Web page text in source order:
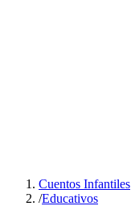
Cuentos Infantiles
/Educativos